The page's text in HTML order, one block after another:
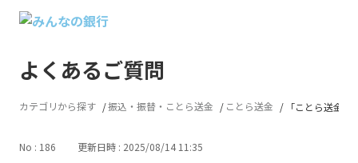
よくあるご質問
カテゴリから探す 振込・振替・ことら送金 ことら送金 「ことら送金
No : 186 更新日時 : 2025/08/14 11:35